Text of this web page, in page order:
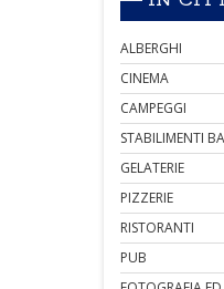
ALBERGHI
CINEMA
CAMPEGGI
STABILIMENTI
GELATERIE
PIZZERIE
RISTORANTI
PUB